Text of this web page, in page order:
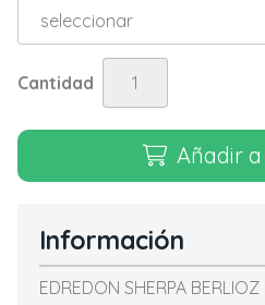
Cantidad
Añadir
Información
EDREDON SHERPA BERLIOZ